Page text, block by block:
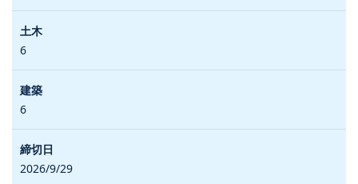
6
6
2026/9/29